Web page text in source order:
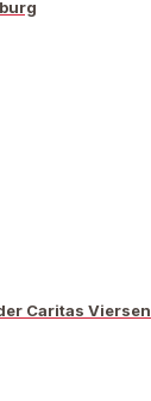
Caritas Viersen